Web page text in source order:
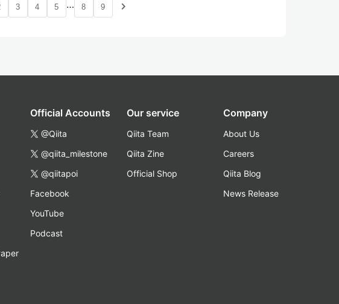
3 4 5 … 8 9 navigate_next
Official Accounts
@Qiita
@qiita_milestone
@qiitapoi
Facebook
YouTube
Podcast
Our service
Qiita Team
Qiita Zine
Official Shop
Company
About Us
Careers
Qiita Blog
News Release